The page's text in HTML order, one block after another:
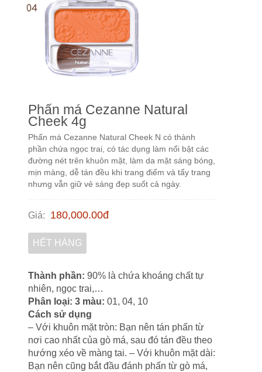
Phấn má Cezanne Natural
Cheek 4g
Phấn má Cezanne Natural Cheek N có thành
phần chứa ngọc trai, có tác dụng làm nổi bật các
đường nét trên khuôn mặt, làm da mặt sáng bóng,
mịn màng, dễ tán đều khi trang điểm và tẩy trang
nhưng vẫn giữ vẻ sáng đẹp suốt cả ngày.
Giá: 180,000.00đ
HẾT HÀNG
Thành phần: 90% là chứa khoáng chất tự
nhiên, ngọc trai,…
Phân loại: 3 màu: 01, 04, 10
Cách sử dụng
– Với khuôn mặt tròn: Bạn nên tán phấn từ
nơi cao nhất của gò má, sau đó tán đều theo
hướng xéo về màng tai. – Với khuôn mặt dài:
Bạn nên cũng bắt đầu đánh phấn từ gò má,